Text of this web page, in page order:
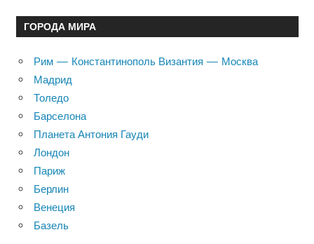
ГОРОДА МИРА
Рим — Константинополь Византия — Москва
Мадрид
Толедо
Барселона
Планета Антония Гауди
Лондон
Париж
Берлин
Венеция
Базель